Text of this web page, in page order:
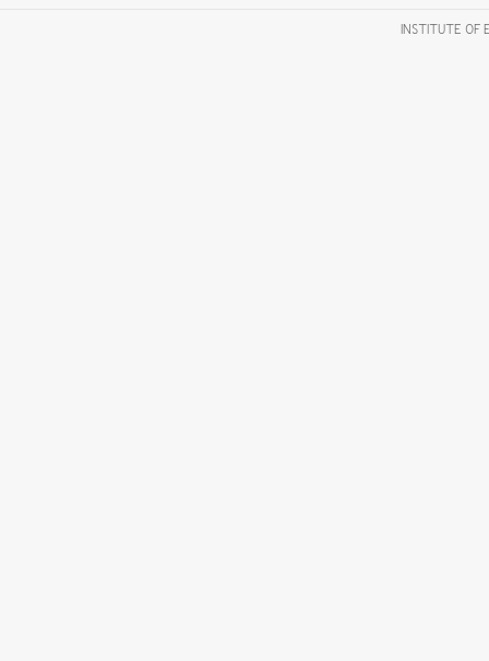
INSTITUTE OF